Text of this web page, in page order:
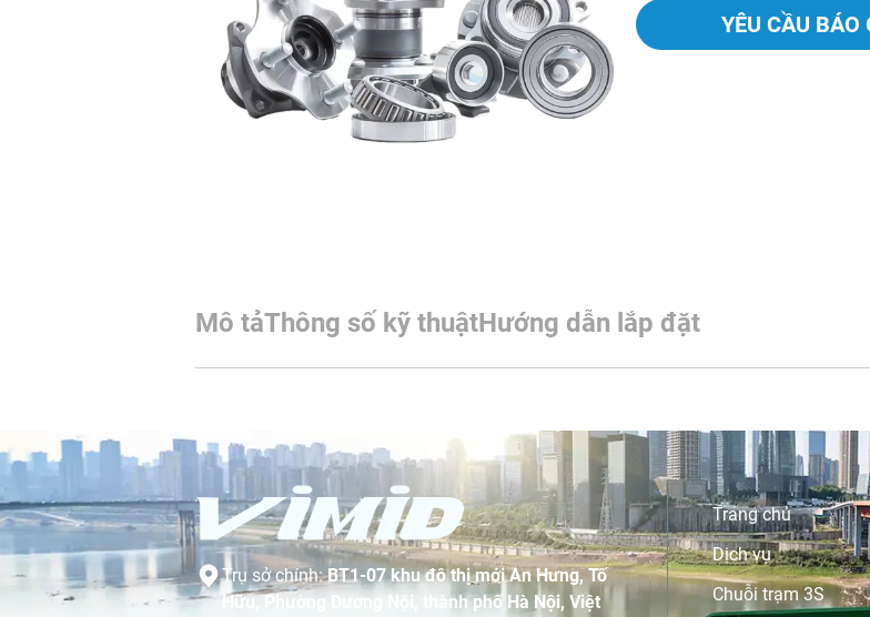
YÊU CẦU BÁO
Mô tảThông số kỹ thuậtHướng dẫn lắp đặt
Trụ sở chính:BT1-07 khu đô thị mới An Hưng, Tố
Hữu, Phường Dương Nội, thành phố Hà Nội, Việt
Trang chủ
Dịch vụ
Chuỗi trạm 3S